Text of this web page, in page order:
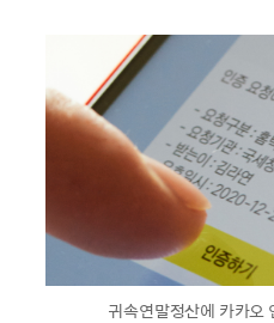
귀속연말정산에 카카오